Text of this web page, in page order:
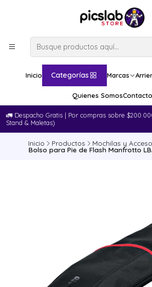
Inicio Categorías Marcas
Quienes SomosContacto
🚛​ Despacho Gratis | Por compras sobre
Stand & Maletas)
Inicio Productos Mochilas y
Bolso para Pie de Flash Manfrotto